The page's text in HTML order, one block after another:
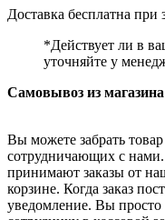
Доставка бесплатна при
*Действует ли в
уточняйте у
Самовывоз из магазина
Вы можете забрать
сотрудничающих с
принимают заказы от
корзине. Когда заказ
уведомление. Вы просто